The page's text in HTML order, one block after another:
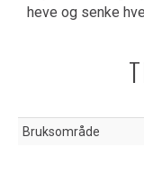
heve og senke
Bruksområde